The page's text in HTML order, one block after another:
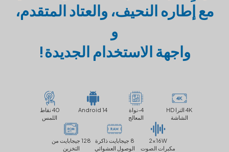
مع إطاره النحيف، والعتاد المتقدم،
و
واجهة الاستخدام الجديدة!
4K الترا HD
الشاشة
4-نواة
المعالج
Android 14
40 نقاط
اللمس
2x16W
مكبرات الصوت
8 جيجابايت ذاكرة
الوصول العشوائي
128 جيجابايت من
التخزين